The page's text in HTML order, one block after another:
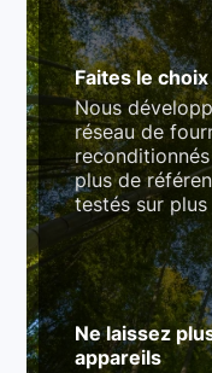
Faites le
Nous
réseau de
plus de
testés sur
Ne laissez
appareils